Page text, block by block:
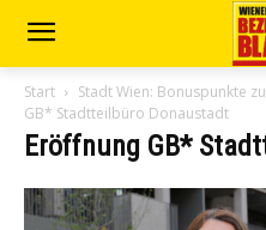
Start Stadt Wien: Bonuspunkte
GB* Stadtteilbüro Donaustadt
Eröffnung GB*